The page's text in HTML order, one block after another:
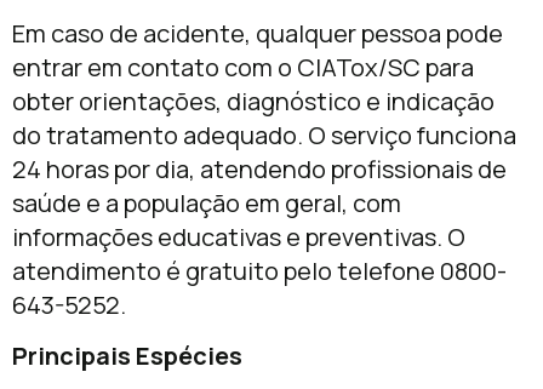
Em caso de acidente, qualquer pessoa pode
entrar em contato com o CIATox/SC para
obter orientações, diagnóstico e indicação
do tratamento adequado. O serviço funciona
24 horas por dia, atendendo profissionais de
saúde e a população em geral, com
informações educativas e preventivas. O
atendimento é gratuito pelo telefone 0800-
643-5252.
Principais Espécies